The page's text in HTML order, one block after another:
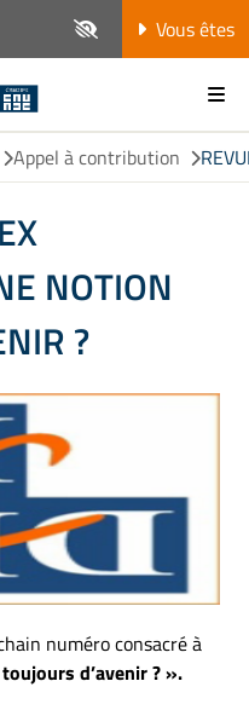
Vous êtes
Appel à contribution
NOTION
?
numéro consacré à
d’avenir ? ».